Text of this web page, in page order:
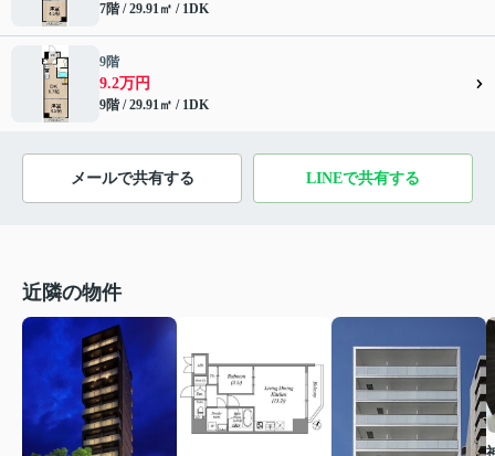
7階 / 29.91㎡ / 1DK
9階
9.2万円
9階 / 29.91㎡ / 1DK
メールで共有する LINEで共有する
近隣の物件